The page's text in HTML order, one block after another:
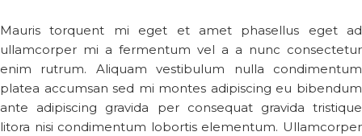
Mauris torquent mi eget et amet phasellus eget ad
ullamcorper mi a fermentum vel a a nunc consectetur
enim rutrum. Aliquam vestibulum nulla condimentum
platea accumsan sed mi montes adipiscing eu bibendum
ante adipiscing gravida per consequat gravida tristique
litora nisi condimentum lobortis elementum. Ullamcorper